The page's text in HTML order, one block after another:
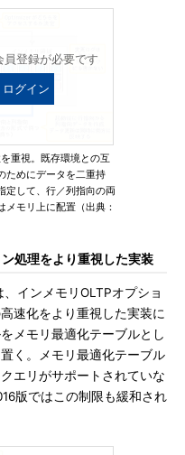
登録が必要です
グイン
重視。既存環境との互
ためにデータを二重持
定して、行／列指向の両
モリ上に配置（出典：
処理をより重視した実装
インメモリOLTPオプショ
速化をより重視した実装に
メモリ最適化テーブルとし
く。メモリ最適化テーブル
エリがサポートされていな
版ではこの制限も緩和され